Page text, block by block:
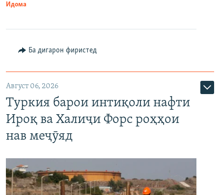
Идома
Ба дигарон фиристед
Август 06, 2026
Туркия барои интиқоли нафти
Ироқ ва Халиҷи Форс роҳҳои
нав меҷӯяд